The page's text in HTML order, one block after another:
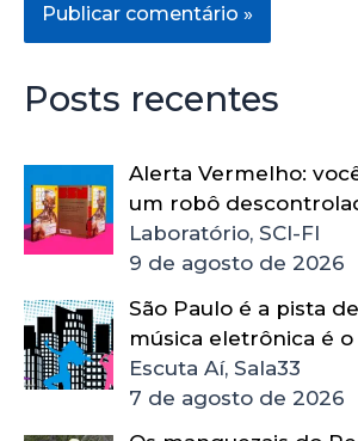
Posts recentes
Alerta Vermelho:
um robô
Laboratório, SCI-FI
9 de agosto de 2026
São Paulo é a pista
música eletrônica é
Escuta Aí, Sala33
7 de agosto de 2026